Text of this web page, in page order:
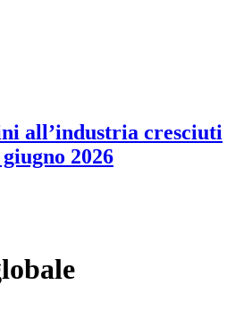
all’industria cresciuti
2026